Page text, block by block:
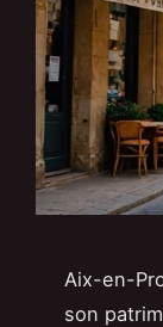
Aix-en-
son